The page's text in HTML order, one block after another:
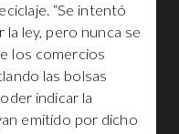
“Se intentó
ley, pero nunca se
los comercios
las bolsas
indicar la
emitido por dicho